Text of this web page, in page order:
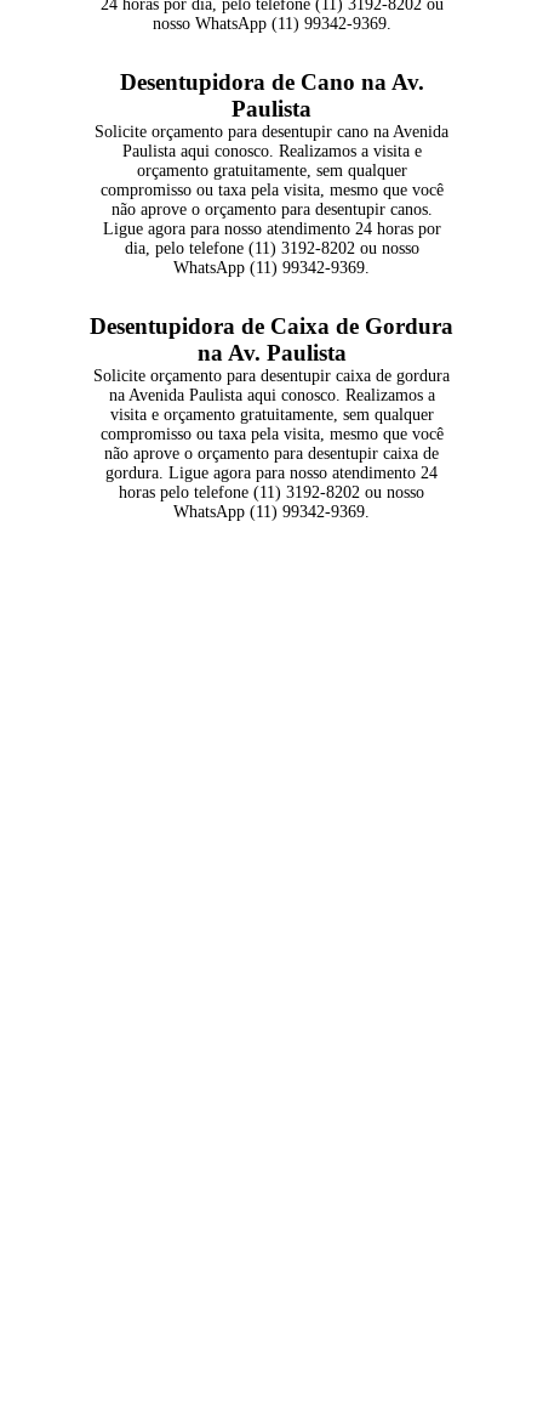
24 horas por dia, pelo telefone (11) 3192-8202 ou
nosso WhatsApp (11) 99342-9369.
Desentupidora de Cano na Av.
Paulista
Solicite orçamento para desentupir cano na Avenida
Paulista aqui conosco. Realizamos a visita e
orçamento gratuitamente, sem qualquer
compromisso ou taxa pela visita, mesmo que você
não aprove o orçamento para desentupir canos.
Ligue agora para nosso atendimento 24 horas por
dia, pelo telefone (11) 3192-8202 ou nosso
WhatsApp (11) 99342-9369.
Desentupidora de Caixa de Gordura
na Av. Paulista
Solicite orçamento para desentupir caixa de gordura
na Avenida Paulista aqui conosco. Realizamos a
visita e orçamento gratuitamente, sem qualquer
compromisso ou taxa pela visita, mesmo que você
não aprove o orçamento para desentupir caixa de
gordura. Ligue agora para nosso atendimento 24
horas pelo telefone (11) 3192-8202 ou nosso
WhatsApp (11) 99342-9369.